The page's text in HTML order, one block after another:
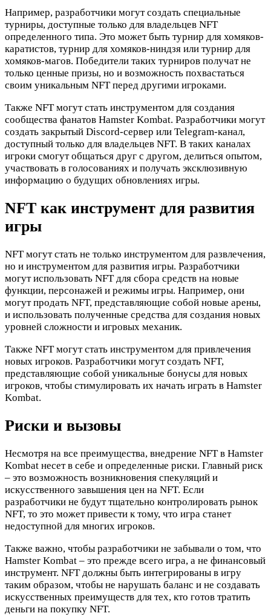
Например, разработчики могут создать специальные
турниры, доступные только для владельцев NFT
определенного типа. Это может быть турнир для хомяков-
каратистов, турнир для хомяков-ниндзя или турнир для
хомяков-магов. Победители таких турниров получат не
только ценные призы, но и возможность похвастаться
своим уникальным NFT перед другими игроками.
Также NFT могут стать инструментом для создания
сообщества фанатов Hamster Kombat. Разработчики могут
создать закрытый Discord-сервер или Telegram-канал,
доступный только для владельцев NFT. В таких каналах
игроки смогут общаться друг с другом, делиться опытом,
участвовать в голосованиях и получать эксклюзивную
информацию о будущих обновлениях игры.
NFT как инструмент для развития
игры
NFT могут стать не только инструментом для развлечения,
но и инструментом для развития игры. Разработчики
могут использовать NFT для сбора средств на новые
функции, персонажей и режимы игры. Например, они
могут продать NFT, представляющие собой новые арены,
и использовать полученные средства для создания новых
уровней сложности и игровых механик.
Также NFT могут стать инструментом для привлечения
новых игроков. Разработчики могут создать NFT,
представляющие собой уникальные бонусы для новых
игроков, чтобы стимулировать их начать играть в Hamster
Kombat.
Риски и вызовы
Несмотря на все преимущества, внедрение NFT в Hamster
Kombat несет в себе и определенные риски. Главный риск
– это возможность возникновения спекуляций и
искусственного завышения цен на NFT. Если
разработчики не будут тщательно контролировать рынок
NFT, то это может привести к тому, что игра станет
недоступной для многих игроков.
Также важно, чтобы разработчики не забывали о том, что
Hamster Kombat – это прежде всего игра, а не финансовый
инструмент. NFT должны быть интегрированы в игру
таким образом, чтобы не нарушать баланс и не создавать
искусственных преимуществ для тех, кто готов тратить
деньги на покупку NFT.